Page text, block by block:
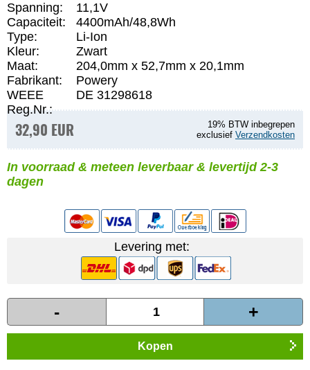
Spanning:
11,1V
Capaciteit:
4400mAh/48,8Wh
Type:
Li-Ion
Kleur:
Zwart
Maat:
204,0mm x 52,7mm x 20,1mm
Fabrikant:
Powery
WEEE
Reg.Nr.:
DE 31298618
32,90 EUR
19% BTW inbegrepen
exclusief Verzendkosten
In voorraad & meteen leverbaar & levertijd 2-3
dagen
Levering met:
- +
Kopen